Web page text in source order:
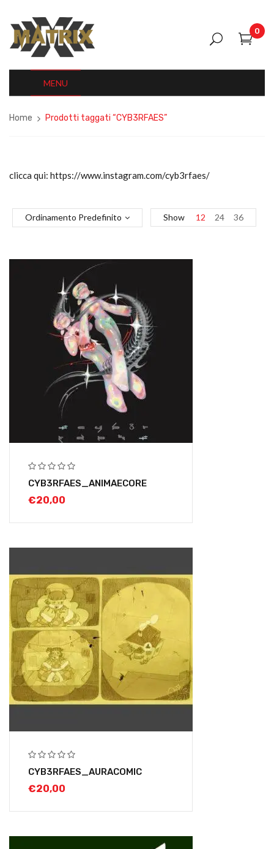
0
MENU
Home Prodotti taggati “CYB3RFAES”
clicca qui: https://www.instagram.com/cyb3rfaes/
Ordinamento Predefinito Show 12 24 36
CYB3RFAES_ANIMAECORE
€20,00
CYB3RFAES_AURACOMIC
€20,00